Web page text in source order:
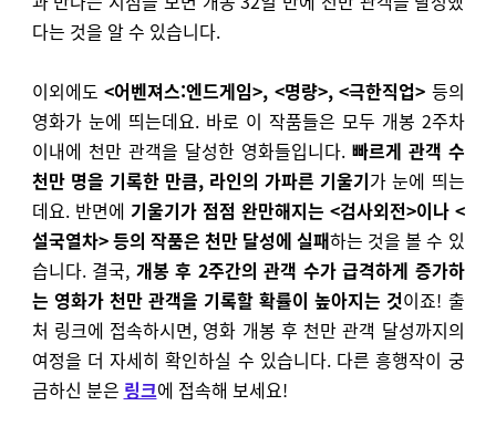
다는 것을 알 수 있습니다.
이외에도 <어벤져스:엔드게임>, <명량>, <극한직업> 등의
영화가 눈에 띄는데요. 바로 이 작품들은 모두 개봉 2주차
이내에 천만 관객을 달성한 영화들입니다. 빠르게 관객 수
천만 명을 기록한 만큼, 라인의 가파른 기울기가 눈에 띄는
데요. 반면에 기울기가 점점 완만해지는 <검사외전>이나 <
설국열차> 등의 작품은 천만 달성에 실패하는 것을 볼 수 있
습니다. 결국, 개봉 후 2주간의 관객 수가 급격하게 증가하
는 영화가 천만 관객을 기록할 확률이 높아지는 것이죠! 출
처 링크에 접속하시면, 영화 개봉 후 천만 관객 달성까지의
여정을 더 자세히 확인하실 수 있습니다. 다른 흥행작이 궁
금하신 분은 링크에 접속해 보세요!